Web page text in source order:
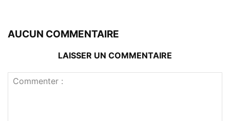
AUCUN COMMENTAIRE
LAISSER UN COMMENTAIRE